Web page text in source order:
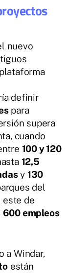
nuevo
definir
para
supera
cuando
100 y 120
12,5
y 130
del
este de
600 empleos
a Windar,
están